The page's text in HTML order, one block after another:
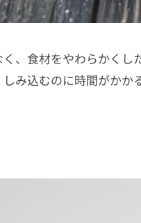
、食材をやわらかく
み込むのに時間がか